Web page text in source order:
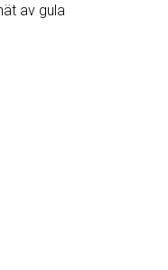
av gula